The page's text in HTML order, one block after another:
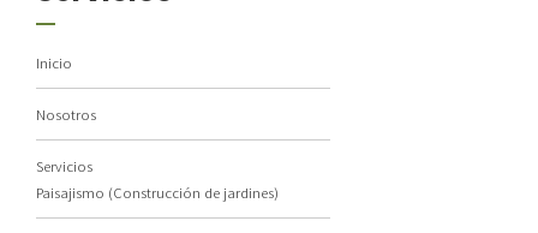
Inicio
Nosotros
Servicios
Paisajismo (Construcción de jardines)